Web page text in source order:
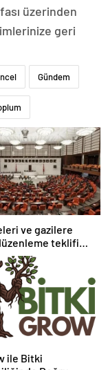
üzerinden
geri
Gündem
ve gazilere
teklifi
kabul edildi
ile Bitki